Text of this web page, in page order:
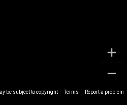
be subject to copyright Terms Report a problem